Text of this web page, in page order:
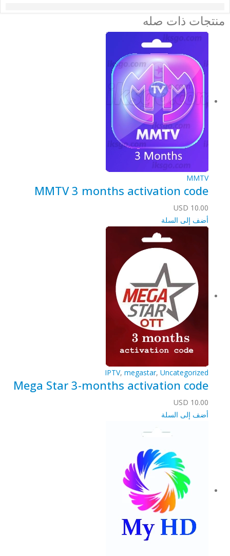
منتجات ذات صله
MMTV
MMTV 3 months activation code
USD 10.00
أضف إلى السلة
IPTV, megastar, Uncategorized
Mega Star 3-months activation code
USD 10.00
أضف إلى السلة